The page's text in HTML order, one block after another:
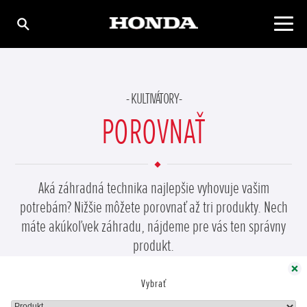
KULTIVÁTORY
POROVNAŤ
Aká záhradná technika najlepšie vyhovuje vašim
potrebám? Nižšie môžete porovnať až tri produkty. Nech
máte akúkoľvek záhradu, nájdeme pre vás ten správny
produkt.
PRIDAŤ PRODUKT
Vybrať